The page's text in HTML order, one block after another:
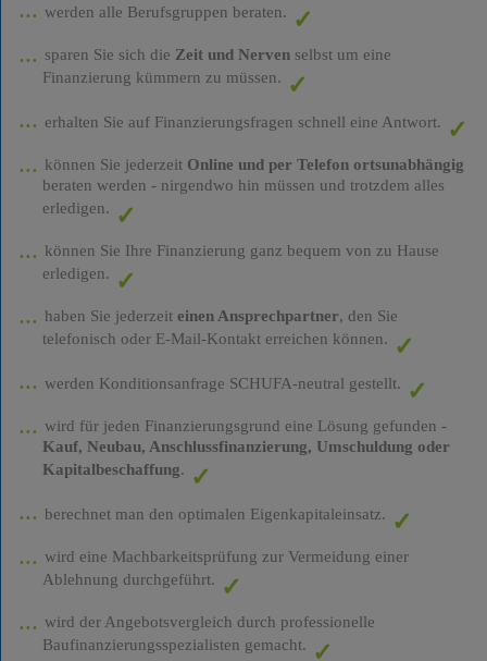
werden alle Berufsgruppen beraten.
sparen Sie sich die Zeit und Nervenselbst um eine
Finanzierung kümmern zu müssen.
erhalten Sie auf Finanzierungsfragen schnell eine Antwort.
können Sie jederzeit Online und per Telefon ortsunabhängig
beraten werden - nirgendwo hin müssen und trotzdem alles
erledigen.
können Sie Ihre Finanzierung ganz bequem von zu Hause
erledigen.
haben Sie jederzeit einen Ansprechpartner, den Sie
telefonisch oder E-Mail-Kontakt erreichen können.
werden Konditionsanfrage SCHUFA-neutral gestellt.
wird für jeden Finanzierungsgrund eine Lösung gefunden -
Kauf, Neubau, Anschlussfinanzierung, Umschuldung oder
Kapitalbeschaffung.
berechnet man den optimalen Eigenkapitaleinsatz.
wird eine Machbarkeitsprüfung zur Vermeidung einer
Ablehnung durchgeführt.
wird der Angebotsvergleich durch professionelle
Baufinanzierungsspezialisten gemacht.